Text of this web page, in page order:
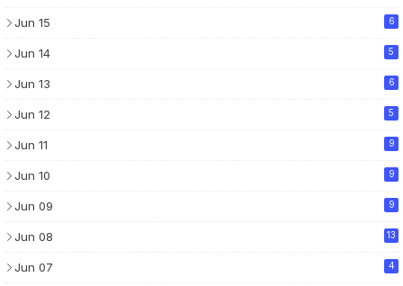
Jun 15 6
Jun 14 5
Jun 13 6
Jun 12 5
Jun 11 9
Jun 10 9
Jun 09 9
Jun 08 13
Jun 07 4